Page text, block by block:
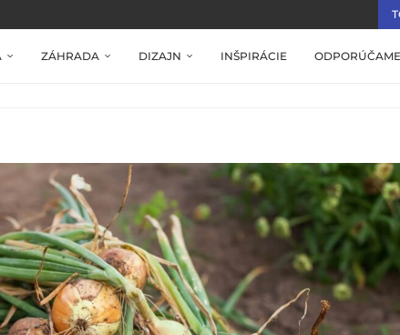
ZÁHRADA DIZAJN INŠPIRÁCIE ODPORÚČAME